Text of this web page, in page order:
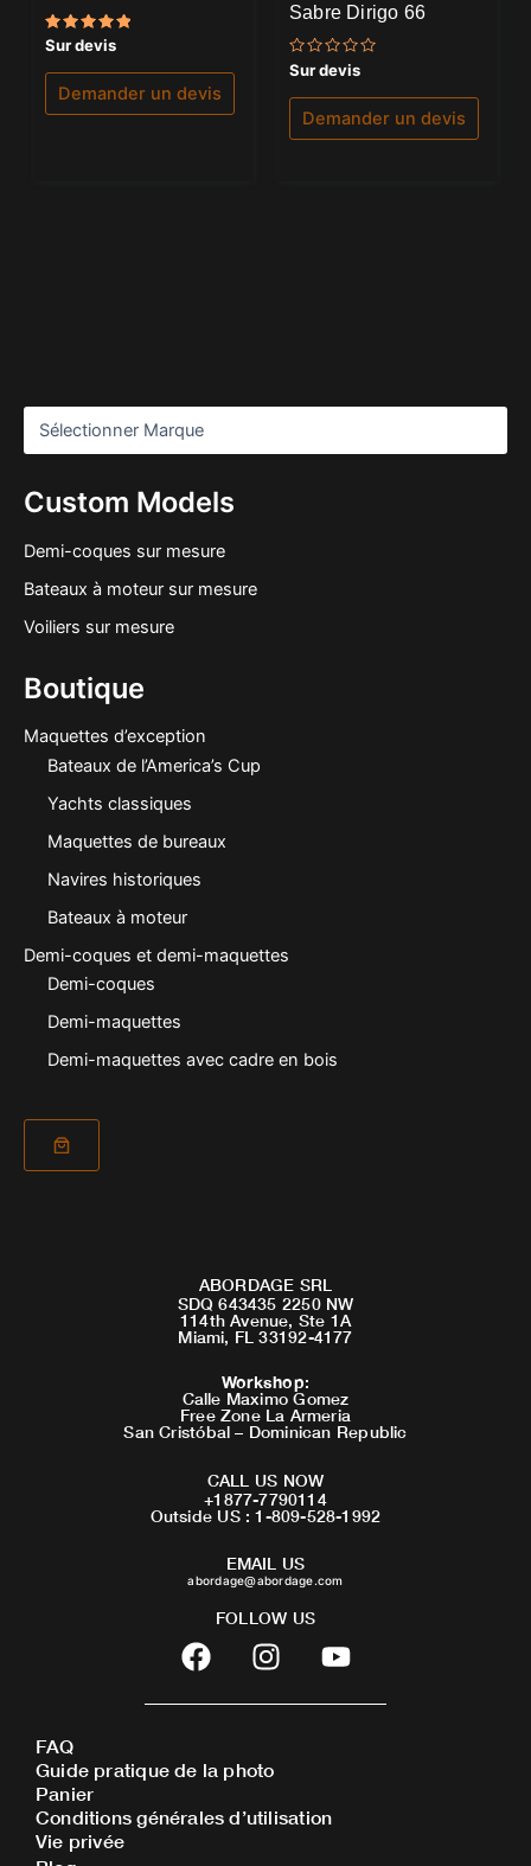
Custom Models
Demi-coques sur mesure
Bateaux à moteur sur mesure
Voiliers sur mesure
Boutique
Maquettes d’exception
Bateaux de l’America’s Cup
Yachts classiques
Maquettes de bureaux
Navires historiques
Bateaux à moteur
Demi-coques et demi-maquettes
Demi-coques
Demi-maquettes
Demi-maquettes avec cadre en bois
Note
5.00
sur 5
Sur devis
Demander un devis
Sabre Dirigo 66
Note
0
sur
Sur devis
Demander un devis
ABORDAGE SRL
SDQ 643435 2250 NW
114th Avenue, Ste 1A
Miami, FL 33192-4177
Workshop:
Calle Maximo Gomez
Free Zone La Armeria
San Cristóbal – Dominican Republic
CALL US NOW
+1877-7790114
Outside US : 1-809-528-1992
EMAIL US
abordage@abordage.com
FOLLOW US
F
a
c
b
o
o
I
n
s
a
g
r
Y
o
u
FAQ
Guide pratique de la photo
Panier
Conditions générales d’utilisation
Vie privée